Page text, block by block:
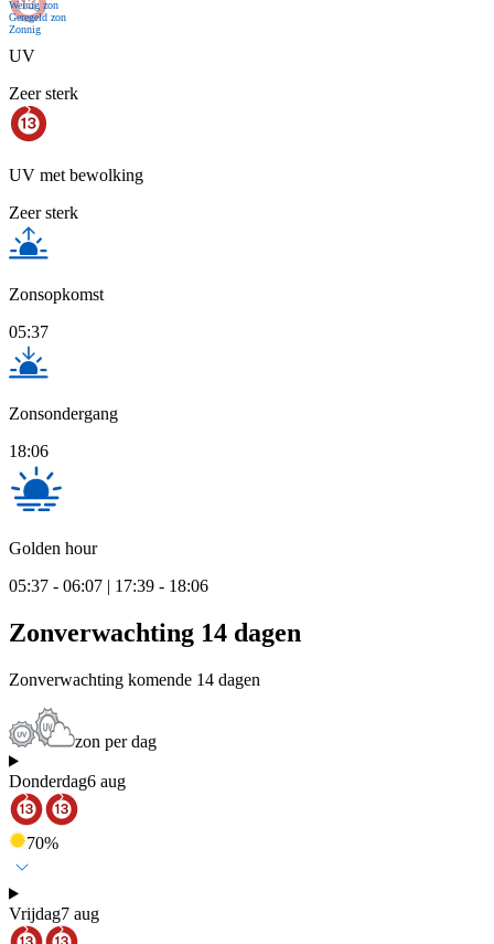
Weinig zon
Geregeld zon
Zonnig
UV
Zeer sterk
UV met bewolking
Zeer sterk
Zonsopkomst
05:37
Zonsondergang
18:06
Golden hour
05:37 - 06:07 | 17:39 - 18:06
Zonverwachting 14 dagen
Zonverwachting komende 14 dagen
zon per dag
Donderdag6 aug
70%
Vrijdag7 aug